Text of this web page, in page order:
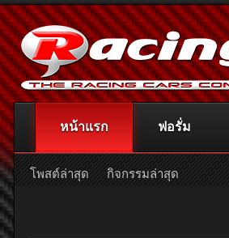
หน้าแรก
โพสต์ล่าสุด กิจกรรมล่าสุด
ฟอรั่ม